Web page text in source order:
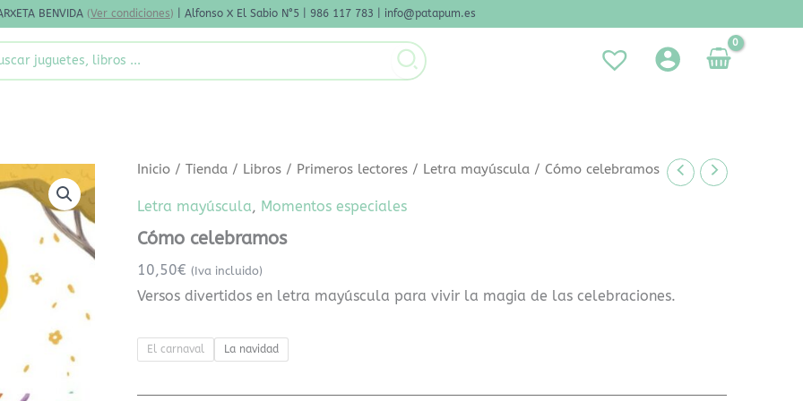
BENVIDA (Ver condiciones) | Alfonso X El Sabio N°5 | 986 117 783 | info@patapum.es
Inicio /Tienda / Libros / Primeros lectores / Letra mayúscula / Cómo celebramos
Letra mayúscula, Momentos especiales
Cómo celebramos
10,50€ (Iva incluido)
Versos divertidos en letra mayúscula para vivir la magia de las celebraciones.
El carnaval La navidad
Cómo
cantidad